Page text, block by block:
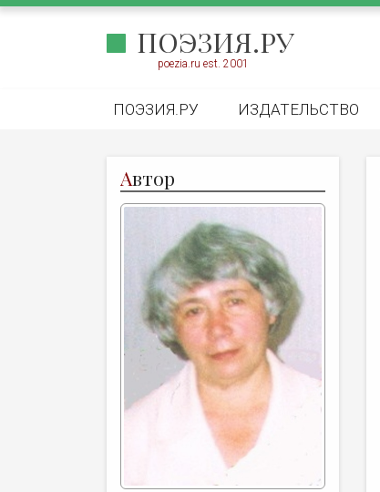
ПОЭЗИЯ.РУ
poezia.ru est. 2001
ПОЭЗИЯ.РУ ИЗДАТЕЛЬСТВО
Автор